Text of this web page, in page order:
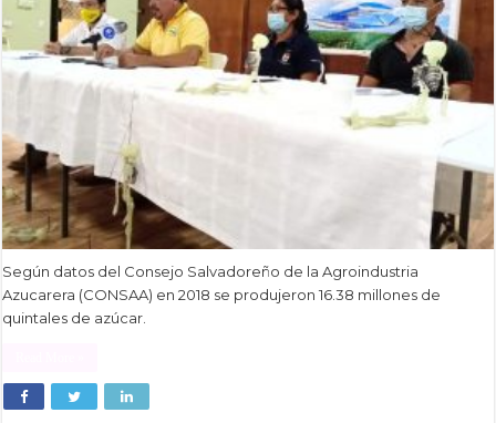
Según datos del Consejo Salvadoreño de la Agroindustria
Azucarera (CONSAA) en 2018 se produjeron 16.38 millones de
quintales de azúcar.